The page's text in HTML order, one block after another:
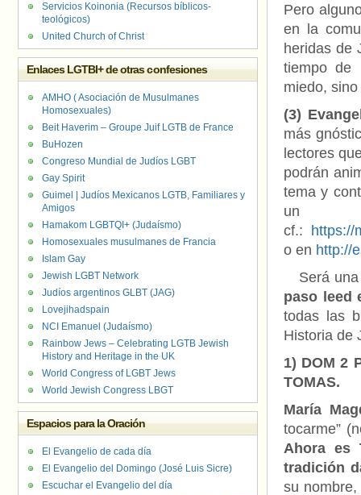
Pero
en la
heridas de
tiempo de
miedo,
(3)
más
lectores
podrán
tema y
un
cf.: https://
o en http://
Será una
paso leed
todas las
Historia de
1) DOM 2
TOMAS.
María
tocarme”
Ahora es
tradición
su
Servicios Koinonia (Recursos bíblicos-
teológicos)
United Church of Christ
Enlaces LGTBI+ de otras confesiones
AMHO ( Asociación de Musulmanes
Homosexuales)
Beit Haverim – Groupe Juif LGTB de France
BuHozen
Congreso Mundial de Judíos LGBT
Gay Spirit
Guimel | Judíos Mexicanos LGTB, Familiares y
Amigos
Hamakom LGBTQI+ (Judaísmo)
Homosexuales musulmanes de Francia
Islam Gay
Jewish LGBT Network
Judíos argentinos GLBT (JAG)
Lovejihadspain
NCI Emanuel (Judaísmo)
Rainbow Jews – Celebrating LGTB Jewish
History and Heritage in the UK
World Congress of LGBT Jews
World Jewish Congress LBGT
Espacios para la Oración
El Evangelio de cada día
El Evangelio del Domingo (José Luis Sicre)
Escuchar el Evangelio del día